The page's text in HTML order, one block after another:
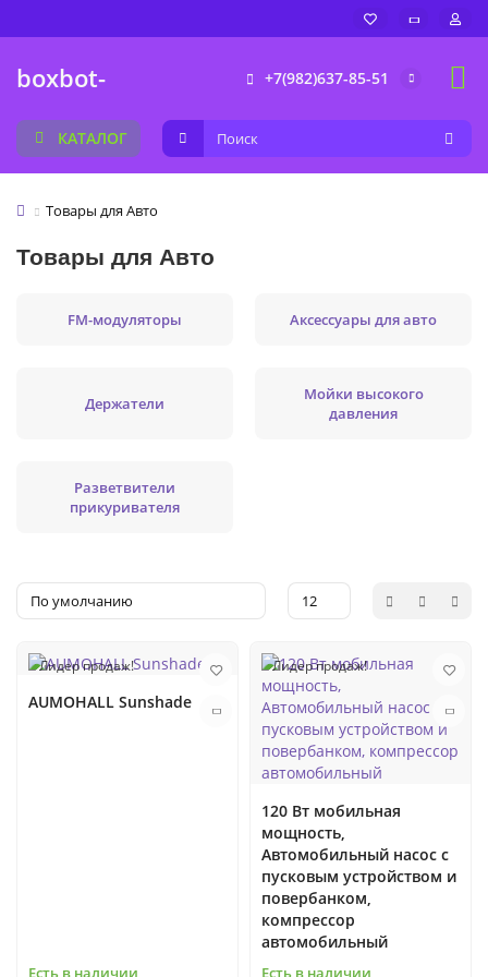
boxbot- +7(982)637-85-51
КАТАЛОГ
Товары для Авто
Товары для Авто
FM-модуляторы Аксессуары для авто
Держатели
Мойки высокого
давления
Разветвители
прикуривателя
Лидер продаж!
AUMOHALL Sunshade
Есть в наличии
Лидер продаж!
120 Вт мобильная
мощность,
Автомобильный насос с
пусковым устройством и
повербанком,
компрессор
автомобильный
Есть в наличии